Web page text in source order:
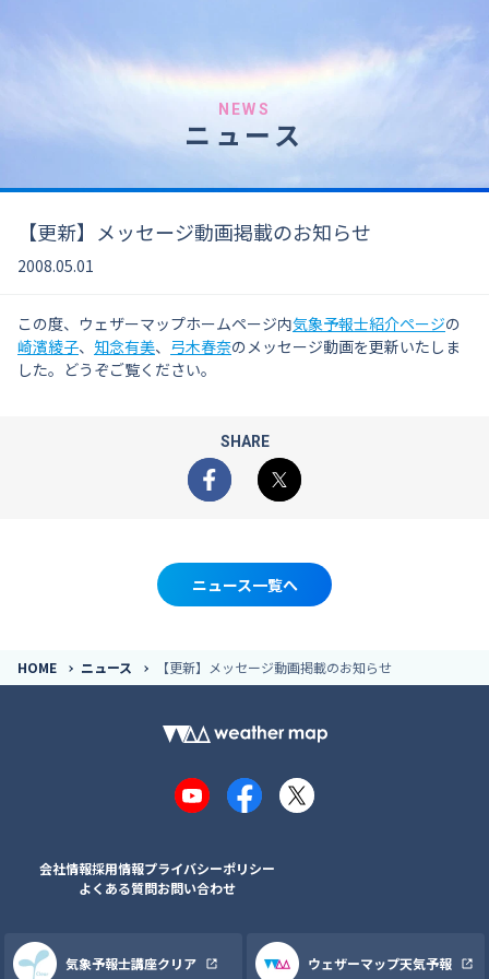
NEWS
ニュース
【更新】メッセージ動画掲載のお知らせ
2008.05.01
この度、ウェザーマップホームページ内気象予報士紹介ページの
崎濱綾子、 知念有美、 弓木春奈のメッセージ動画を更新いたしま
した。どうぞご覧ください。
SHARE
Facebook
X
ニュース一覧へ
HOME ニュース 【更新】メッセージ動画掲載のお知らせ
YouTubeFacebook
X
会社情報採用情報プライバシーポリシー
よくある質問お問い合わせ
気象予報士講座クリア ウェザーマップ天気予報